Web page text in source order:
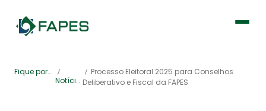
Institucional
Fique por dentro
Notícias
Processo Eleitoral 2025 para Conselhos
Deliberativo e Fiscal da FAPES